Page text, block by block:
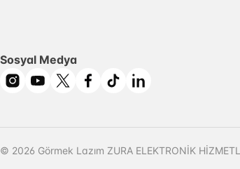
Sosyal Medya
© 2026 Görmek Lazım ZURA ELEKTRONİK